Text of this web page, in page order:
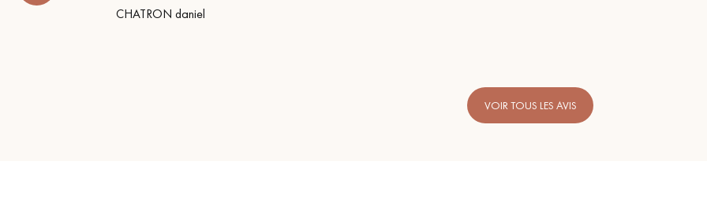
CHATRON daniel
VOIR TOUS LES AVIS